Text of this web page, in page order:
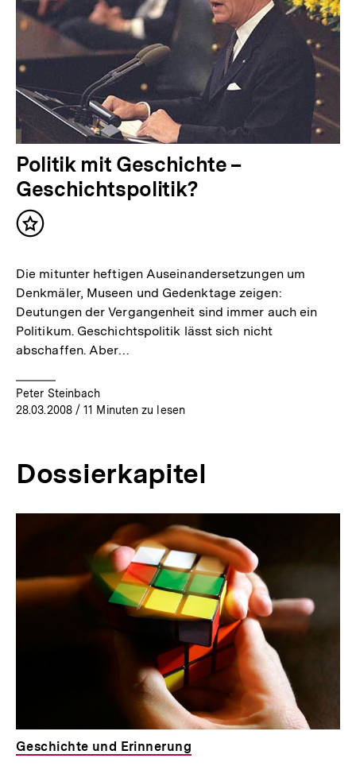
Politik mit Geschichte –
Geschichtspolitik?
Inhalt
Die mitunter heftigen Auseinandersetzungen um
Denkmäler, Museen und Gedenktage zeigen:
Deutungen der Vergangenheit sind immer auch ein
Politikum. Geschichtspolitik lässt sich nicht
abschaffen. Aber…
Peter Steinbach
28.03.2008/ 11 Minuten zu lesen
Dossierkapitel
überspringen
Geschichte und Erinnerung